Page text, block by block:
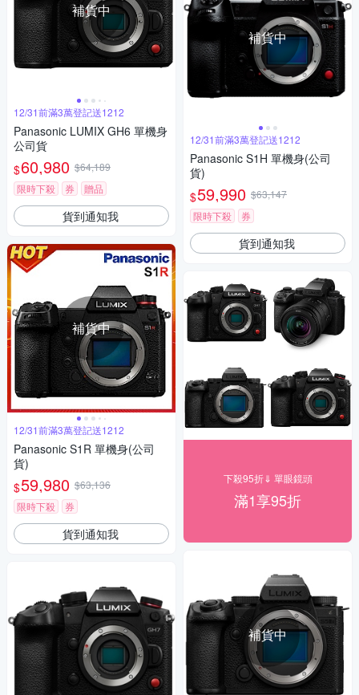
補貨中
12/31前滿3萬登記送1212
Panasonic LUMIX GH6 單機身
公司貨
$60,980 $64,189
限時下殺
券 贈品
貨到通知我
補貨中
12/31前滿3萬登記送1212
Panasonic S1R 單機身(公司
貨)
$59,980 $63,136
限時下殺
券
貨到通知我
補貨中
12/31前滿3萬登記送1212
Panasonic S1H 單機身(公司
貨)
$59,990 $63,147
限時下殺
券
貨到通知我
下殺95折⇓ 單眼鏡頭
滿1享95折
補貨中